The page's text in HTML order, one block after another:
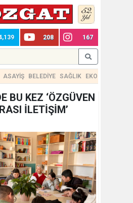
208 167
ASAYİŞ BELEDİYE SAĞLIK EKONOMİ
BU KEZ ‘ÖZGÜVEN
İLETİŞİM’